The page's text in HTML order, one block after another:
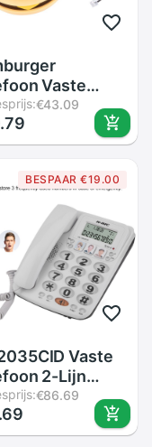
Vaste
Thuis
Snoer
Telefoon
Home Office
Decoratie
€43.09
BESPAAR €19.00
Vaste
2-Lijn
Telefoon Met
Dial Telefoon
€86.69